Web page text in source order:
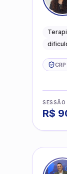
SESSÃO
R$